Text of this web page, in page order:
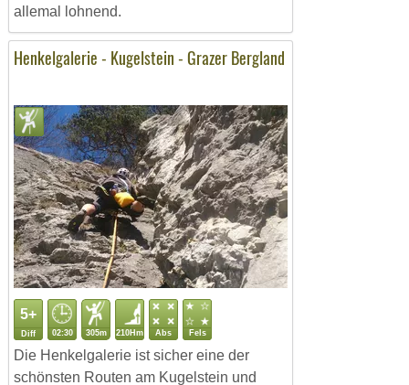
allemal lohnend.
Henkelgalerie - Kugelstein - Grazer Bergland
5+
Diff 02:30 305m 210Hm Abs Fels
Die Henkelgalerie ist sicher eine der
schönsten Routen am Kugelstein und